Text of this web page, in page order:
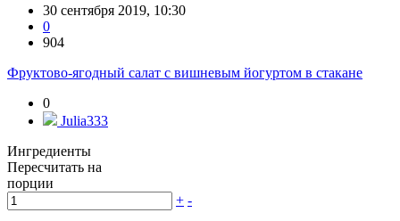
30 сентября 2019, 10:30
0
904
Фруктово-ягодный салат с вишневым йогуртом в стакане
0
Julia333
Ингредиенты
Пересчитать на
порции
+ -